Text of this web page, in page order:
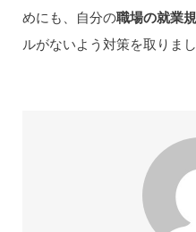
めにも、自分の職場の就業
ルがないよう対策を取りまし